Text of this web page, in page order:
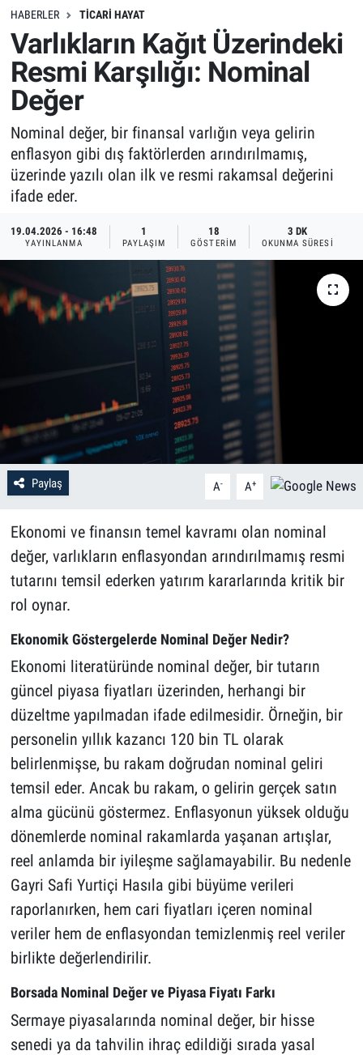
HABERLER TICARI HAYAT
Varlıkların Kağıt Üzerindeki
Resmi Karşılığı: Nominal
Değer
Nominal değer, bir finansal varlığın veya gelirin
enflasyon gibi dış faktörlerden arındırılmamış,
üzerinde yazılı olan ilk ve resmi rakamsal değerini
ifade eder.
19.04.2026 - 16:48
YAYINLANMA
1
PAYLAŞIM
18
GÖSTERIM
3 DK
OKUNMA SÜRESI
Paylaş A- A+
Ekonomi ve finansın temel kavramı olan nominal
değer, varlıkların enflasyondan arındırılmamış resmi
tutarını temsil ederken yatırım kararlarında kritik bir
rol oynar.
Ekonomik Göstergelerde Nominal Değer Nedir?
Ekonomi literatüründe nominal değer, bir tutarın
güncel piyasa fiyatları üzerinden, herhangi bir
düzeltme yapılmadan ifade edilmesidir. Örneğin, bir
personelin yıllık kazancı 120 bin TL olarak
belirlenmişse, bu rakam doğrudan nominal geliri
temsil eder. Ancak bu rakam, o gelirin gerçek satın
alma gücünü göstermez. Enflasyonun yüksek olduğu
dönemlerde nominal rakamlarda yaşanan artışlar,
reel anlamda bir iyileşme sağlamayabilir. Bu nedenle
Gayri Safi Yurtiçi Hasıla gibi büyüme verileri
raporlanırken, hem cari fiyatları içeren nominal
veriler hem de enflasyondan temizlenmiş reel veriler
birlikte değerlendirilir.
Borsada Nominal Değer ve Piyasa Fiyatı Farkı
Sermaye piyasalarında nominal değer, bir hisse
senedi ya da tahvilin ihraç edildiği sırada yasal